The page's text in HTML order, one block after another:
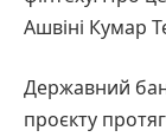
Ашвіні Кумар
Державний
проєкту